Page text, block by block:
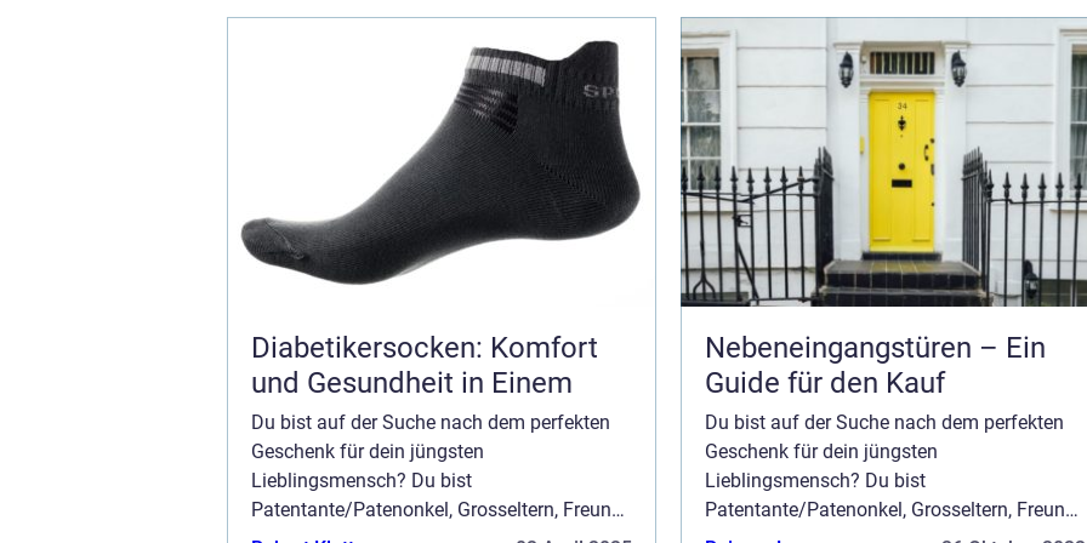
Diabetikersocken: Komfort
und Gesundheit in Einem
Du bist auf der Suche nach dem perfekten
Geschenk für dein jüngsten
Lieblingsmensch? Du bist
Patentante/Patenonkel, Grosseltern, Freunde
Nebeneingangstüren – Ein
Guide für den Kauf
Du bist auf der Suche nach dem perfekten
Geschenk für dein jüngsten
Lieblingsmensch? Du bist
Patentante/Patenonkel, Grosseltern, Freunde